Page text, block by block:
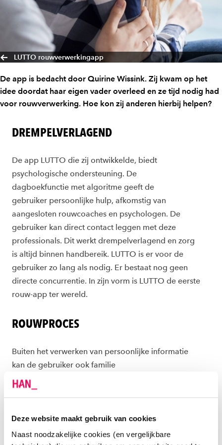
Deze website maakt gebruik van cookies
Naast noodzakelijke cookies (en vergelijkbare
LUTTO rouwverwerkingapp
De app is bedacht door Quirine Wissink. Zij kwam op het
idee doordat haar eigen vader overleed en ze tijd nodig had
voor rouwverwerking. Hoe kon zij anderen hierbij helpen?
DREMPELVERLAGEND
De app LUTTO die zij ontwikkelde, biedt
psychologische ondersteuning. De
dagboekfunctie met algoritme geeft de
gebruiker persoonlijke hulp, afkomstig van
aangesloten rouwcoaches en psychologen. De
gebruiker kan direct contact leggen met deze
professionals. Dit werkt drempelverlagend en zorg
is altijd binnen handbereik. LUTTO is er voor de
gebruiker zo lang als nodig. Er bestaat nog geen
directe concurrentie. In zijn vorm is LUTTO de eerste
rouw-app ter wereld.
ROUWPROCES
Buiten het verwerken van persoonlijke informatie
kan de gebruiker ook familie
en vrienden
gebruiker
isLUTTOeen betrouwbare informatiebron
rouwverwerking.